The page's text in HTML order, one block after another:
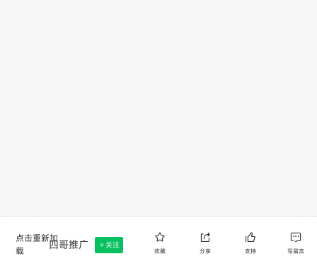
点击重新加
载
四哥推广 关注
收藏 分享 支持 写留言